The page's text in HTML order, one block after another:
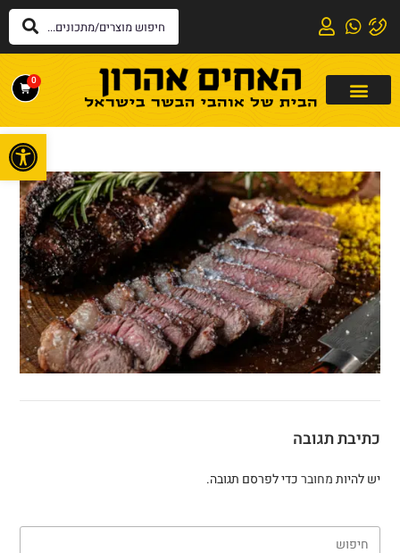
0
כתיבת תגובה
יש להיותמחוברכדי לפרסם תגובה.